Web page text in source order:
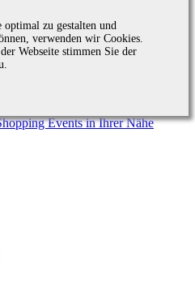
optimal zu gestalten und
verwenden wir Cookies.
Webseite stimmen Sie der
Events in Ihrer Nähe